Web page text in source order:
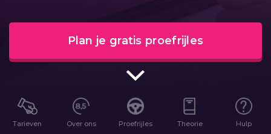
Plan je gratis proefrijles
Tarieven Over ons Proefrijles Theorie Hulp